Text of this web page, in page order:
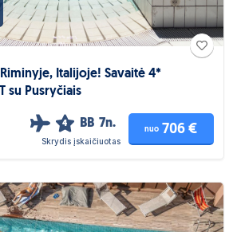
Italijoje! Savaitė 4*
su Pusryčiais
4 BB 7n.
Skrydis įskaičiuotas
nuo 706 €